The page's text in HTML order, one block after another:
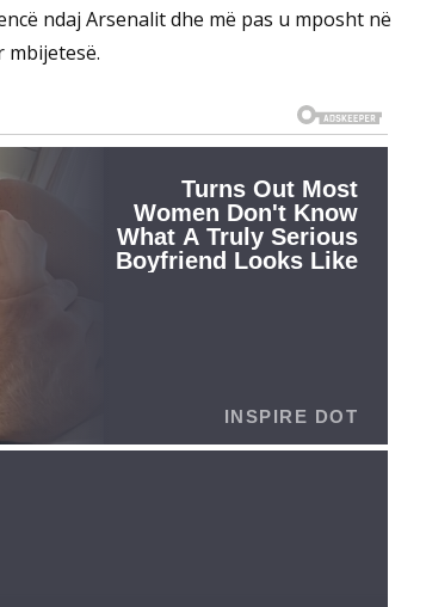
ndaj Arsenalit dhe më pas u mposht në
mbijetesë.